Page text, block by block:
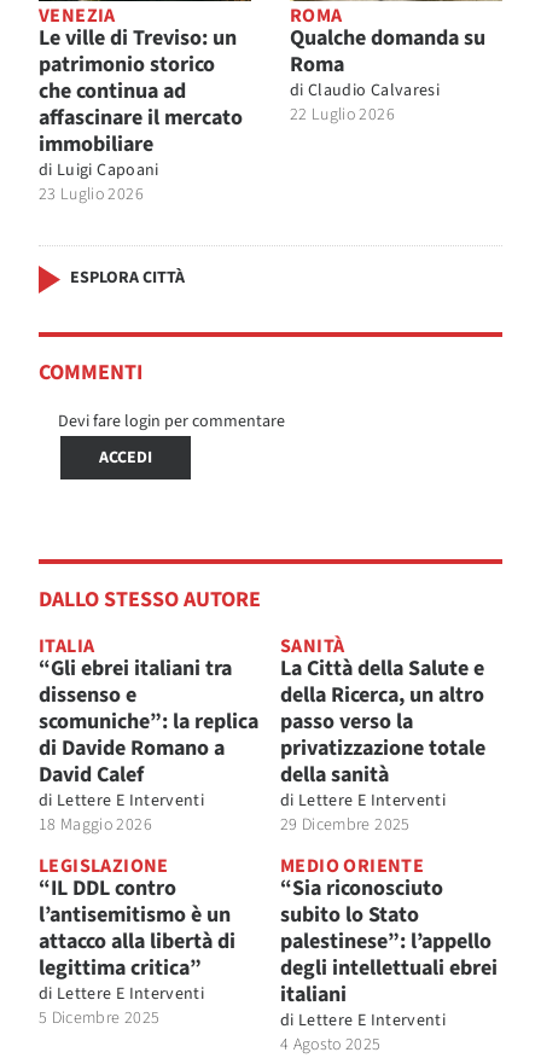
VENEZIA
Le ville di Treviso: un
patrimonio storico
che continua ad
affascinare il mercato
immobiliare
di Luigi Capoani
23 Luglio 2026
ROMA
Qualche domanda su
Roma
di Claudio Calvaresi
22 Luglio 2026
ESPLORA CITTÀ
COMMENTI
Devi fare login per commentare
ACCEDI
DALLO STESSO AUTORE
ITALIA
“Gli ebrei italiani tra
dissenso e
scomuniche”: la replica
di Davide Romano a
David Calef
di Lettere E Interventi
18 Maggio 2026
SANITÀ
La Città della Salute e
della Ricerca, un altro
passo verso la
privatizzazione totale
della sanità
di Lettere E Interventi
29 Dicembre 2025
LEGISLAZIONE
“IL DDL contro
l’antisemitismo è un
attacco alla libertà di
legittima critica”
di Lettere E Interventi
5 Dicembre 2025
MEDIO ORIENTE
“Sia riconosciuto
subito lo Stato
palestinese”: l’appello
degli intellettuali ebrei
italiani
di Lettere E Interventi
4 Agosto 2025